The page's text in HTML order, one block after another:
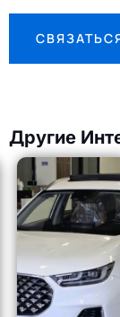
Другие